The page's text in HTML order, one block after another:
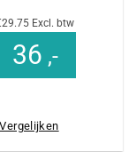
Excl. btw
36 ,-
Vergelijken